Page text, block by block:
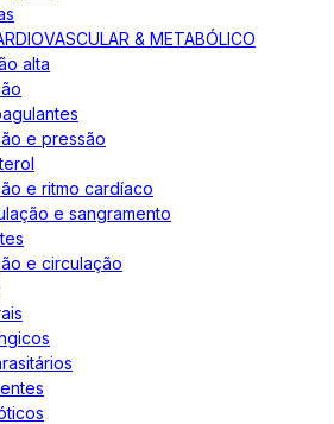
& METABÓLICO
alta
e pressão
e ritmo cardíaco
e sangramento
e circulação